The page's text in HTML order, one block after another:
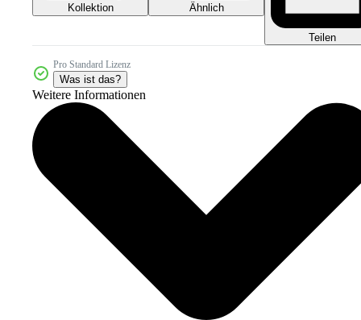
Kollektion Ähnlich
Teilen
Pro Standard Lizenz
Was ist das?
Weitere Informationen